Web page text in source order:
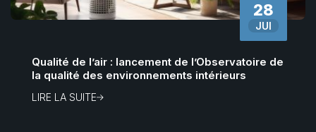
28
JUI
Qualité de l’air : lancement de l’Observatoire de
la qualité des environnements intérieurs
LIRE LA SUITE